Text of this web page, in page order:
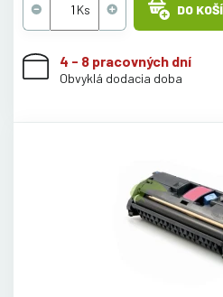
DO
4 - 8 pracovných dní
Obvyklá dodacia doba